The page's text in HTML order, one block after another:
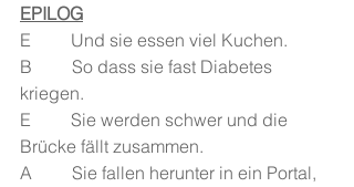
EPILOG
E         Und sie essen viel Kuchen.
B         So dass sie fast Diabetes
kriegen.
E         Sie werden schwer und die
Brücke fällt zusammen.
A         Sie fallen herunter in ein Portal,